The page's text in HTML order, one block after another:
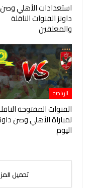
استعدادات الأهلي وصن
داونز القنوات الناقلة
والمعلقين
الرياضة
القنوات المفتوحة
لمباراة الأهلي وصن
اليوم
تحميل